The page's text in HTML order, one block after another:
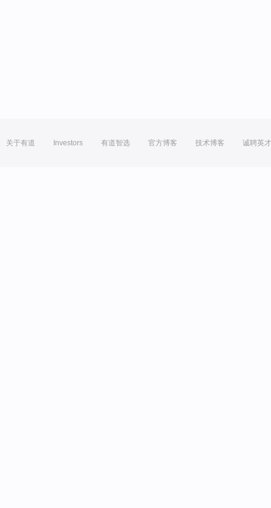
关于有道 Investors 有道智选 官方博客 技术博客 诚聘英才